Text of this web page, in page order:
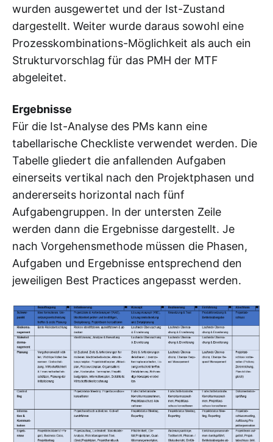
wurden ausgewertet und der Ist-Zustand
dargestellt. Weiter wurde daraus sowohl eine
Prozesskombinations-Möglichkeit als auch ein
Strukturvorschlag für das PMH der MTF
abgeleitet.
Ergebnisse
Für die Ist-Analyse des PMs kann eine
tabellarische Checkliste verwendet werden. Die
Tabelle gliedert die anfallenden Aufgaben
einerseits vertikal nach den Projektphasen und
andererseits horizontal nach fünf
Aufgabengruppen. In der untersten Zeile
werden dann die Ergebnisse dargestellt. Je
nach Vorgehensmethode müssen die Phasen,
Aufgaben und Ergebnisse entsprechend den
jeweiligen Best Practices angepasst werden.